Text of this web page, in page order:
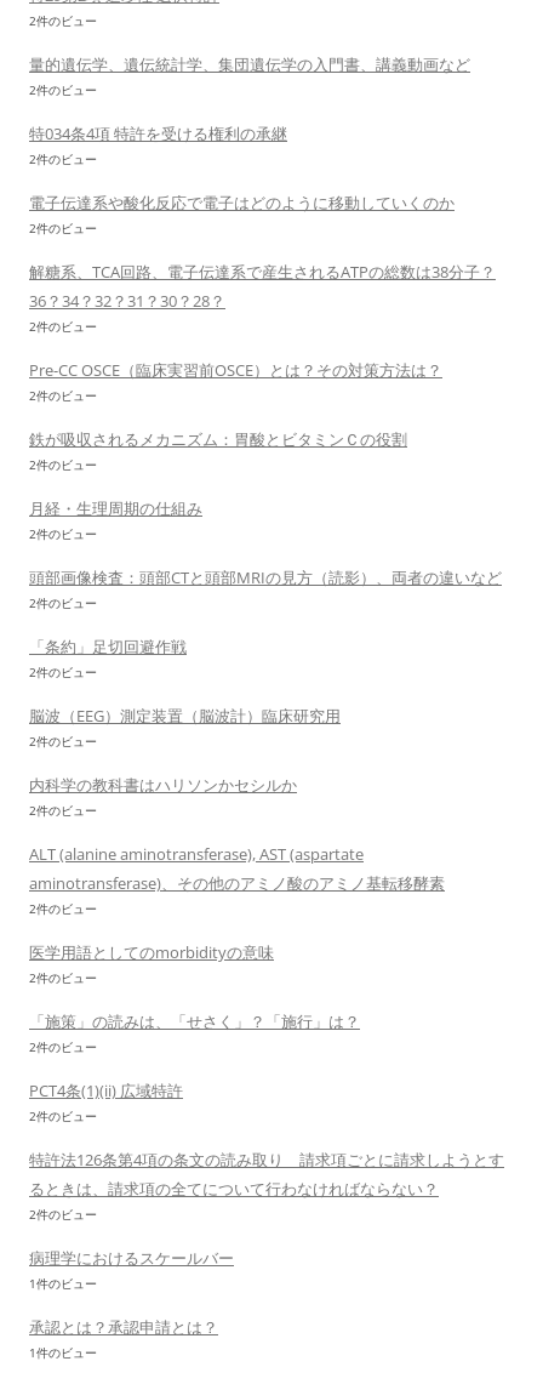
2件のビュー
量的遺伝学、遺伝統計学、集団遺伝学の入門書、講義動画など
2件のビュー
特034条4項 特許を受ける権利の承継
2件のビュー
電子伝達系や酸化反応で電子はどのように移動していくのか
2件のビュー
解糖系、TCA回路、電子伝達系で産生されるATPの総数は38分子？
36？34？32？31？30？28？
2件のビュー
Pre-CC OSCE（臨床実習前OSCE）とは？その対策方法は？
2件のビュー
鉄が吸収されるメカニズム：胃酸とビタミンＣの役割
2件のビュー
月経・生理周期の仕組み
2件のビュー
頭部画像検査：頭部CTと頭部MRIの見方（読影）、両者の違いなど
2件のビュー
「条約」足切回避作戦
2件のビュー
脳波（EEG）測定装置（脳波計）臨床研究用
2件のビュー
内科学の教科書はハリソンかセシルか
2件のビュー
ALT (alanine aminotransferase), AST (aspartate
aminotransferase)、その他のアミノ酸のアミノ基転移酵素
2件のビュー
医学用語としてのmorbidityの意味
2件のビュー
「施策」の読みは、「せさく」？「施行」は？
2件のビュー
PCT4条(1)(ii) 広域特許
2件のビュー
特許法126条第4項の条文の読み取り 請求項ごとに請求しようとす
るときは、請求項の全てについて行わなければならない？
2件のビュー
病理学におけるスケールバー
1件のビュー
承認とは？承認申請とは？
1件のビュー